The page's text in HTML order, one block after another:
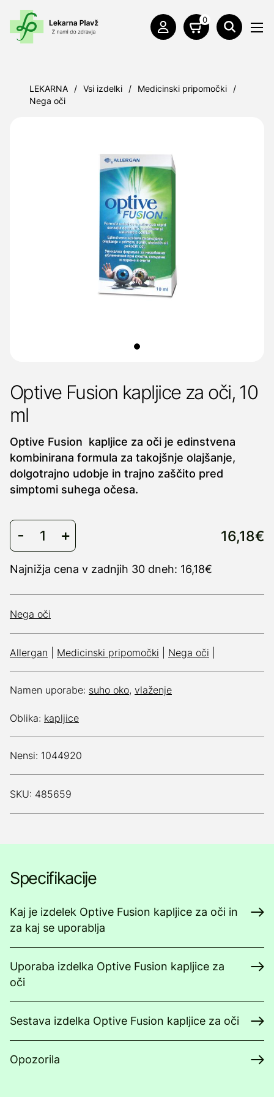
0
LEKARNA / Vsi izdelki / Medicinski pripomočki
/
Nega oči
Optive Fusion kapljice za oči, 10
ml
Optive Fusion kapljice za oči je edinstvena
kombinirana formula za takojšnje olajšanje,
dolgotrajno udobje in trajno zaščito pred
simptomi suhega očesa.
16,18€
Najnižja cena v zadnjih 30 dneh: 16,18€
Nega oči
Allergan Medicinski pripomočki Nega oči
Namen uporabe: suho oko, vlaženje
Oblika: kapljice
Nensi: 1044920
SKU: 485659
Specifikacije
Kaj je izdelek Optive Fusion kapljice za oči in
za kaj se uporablja
Uporaba izdelka Optive Fusion kapljice za
oči
Sestava izdelka Optive Fusion kapljice za oči
Opozorila